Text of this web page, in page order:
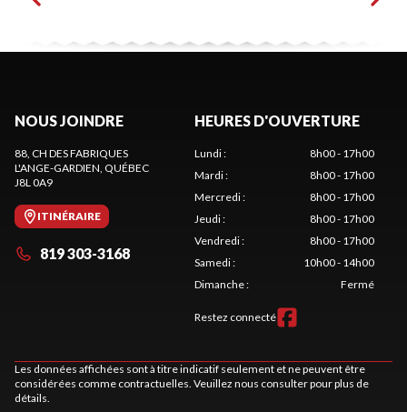
NOUS JOINDRE
88, CH DES FABRIQUES
L'ANGE-GARDIEN, QUÉBEC
J8L 0A9
ITINÉRAIRE
819 303-3168
HEURES D'OUVERTURE
Lundi:
8h00 - 17h00
Mardi:
8h00 - 17h00
Mercredi:
8h00 - 17h00
Jeudi:
8h00 - 17h00
Vendredi:
8h00 - 17h00
Samedi:
10h00 - 14h00
Dimanche: Fermé
Restez connecté
Les données affichées sont à titre indicatif seulement et ne peuvent être
considérées comme contractuelles. Veuillez nous consulter pour plus de
détails.